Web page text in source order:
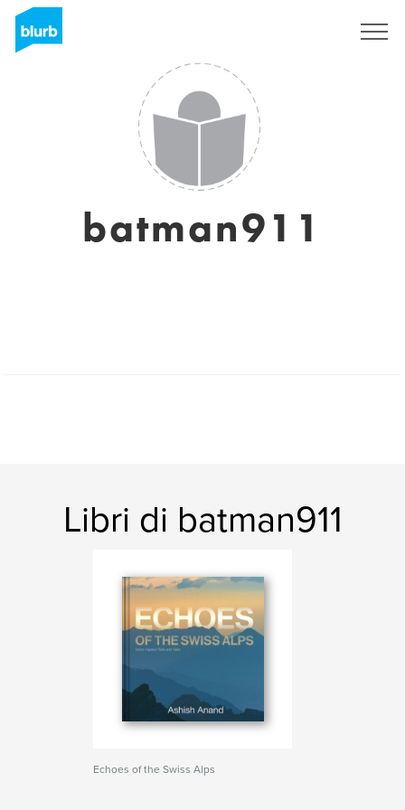
batman911
Libri di batman911
Echoes of the Swiss Alps